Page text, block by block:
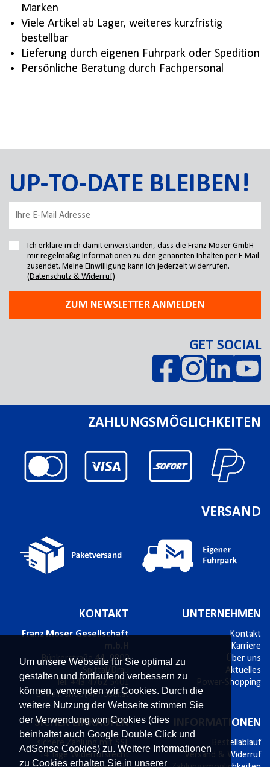
Um unsere Webseite für Sie optimal zu
gestalten und fortlaufend verbessern zu
können, verwenden wir Cookies. Durch die
weitere Nutzung der Webseite stimmen Sie
der Verwendung von Cookies (dies
beinhaltet auch Google Double Click und
AdSense Cookies) zu. Weitere Informationen
zu Cookies erhalten Sie in unserer
Marken
Viele Artikel ab Lager, weiteres kurzfristig
bestellbar
Lieferung durch eigenen Fuhrpark oder Spedition
Persönliche Beratung durch Fachpersonal
UP-TO-DATE BLEIBEN!
Ich erkläre mich damit einverstanden, dass die Franz Moser GmbH
mir regelmäßig Informationen zu den genannten Inhalten per E-Mail
zusendet. Meine Einwilligung kann ich jederzeit widerrufen.
(Datenschutz & Widerruf)
ZUM NEWSLETTER ANMELDEN
GET SOCIAL
ZAHLUNGSMÖGLICHKEITEN
VERSAND
KONTAKT
Franz Moser Gesellschaft
m.b.H
Bünkerstraße 44,9800
Spittal/Drau
Tel. +43 4762 5401
E-Mail: shop@fmoser.at
UNTERNEHMEN
Kontakt
Karriere
Über uns
Aktuelles
Power-Shopping
SICHER EINKAUFEN
sichere Zahlung mit SSL
14 Tage Widerrufsrecht
INFORMATIONEN
Bestellablauf
Versand & Widerruf